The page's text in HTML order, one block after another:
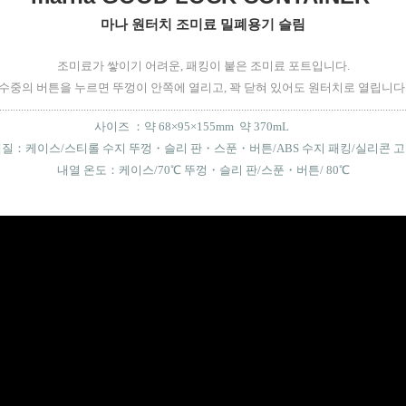
마나 원터치 조미료 밀폐용기 슬림
조미료가 쌓이기 어려운, 패킹이 붙은 조미료 포트입니다.
수중의 버튼을 누르면 뚜껑이 안쪽에 열리고, 꽉 닫혀 있어도 원터치로 열립니
사이즈 ： 약 68×95×155mm 약 370mL
：케이스/스티롤 수지 뚜껑・슬리 판・스푼・버튼/ABS 수지 패킹/실리콘
내열 온도：케이스/70℃ 뚜껑・슬리 판/스푼・버튼/ 80℃